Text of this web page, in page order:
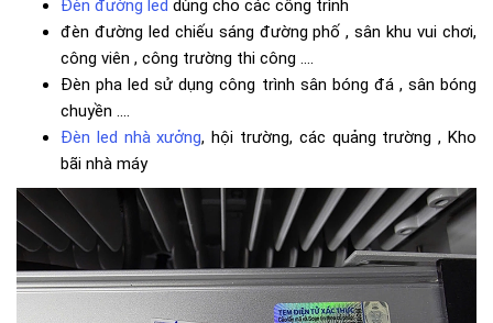
Đèn đường led dùng cho các công trình
đèn đường led chiếu sáng đường phố , sân khu vui chơi,
công viên , công trường thi công ....
Đèn pha led sử dụng công trình sân bóng đá , sân bóng
chuyền ....
Đèn led nhà xưởng, hội trường, các quảng trường , Kho
bãi nhà máy